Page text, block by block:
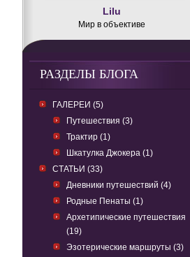
Lilu
Мир в объективе
РАЗДЕЛЫ БЛОГА
ГАЛЕРЕИ (5)
Путешествия (3)
Трактир (1)
Шкатулка Джокера (1)
СТАТЬИ (33)
Дневники путешествий (4)
Родные Пенаты (1)
Архетипические путешествия
(19)
Эзотерические маршруты (3)